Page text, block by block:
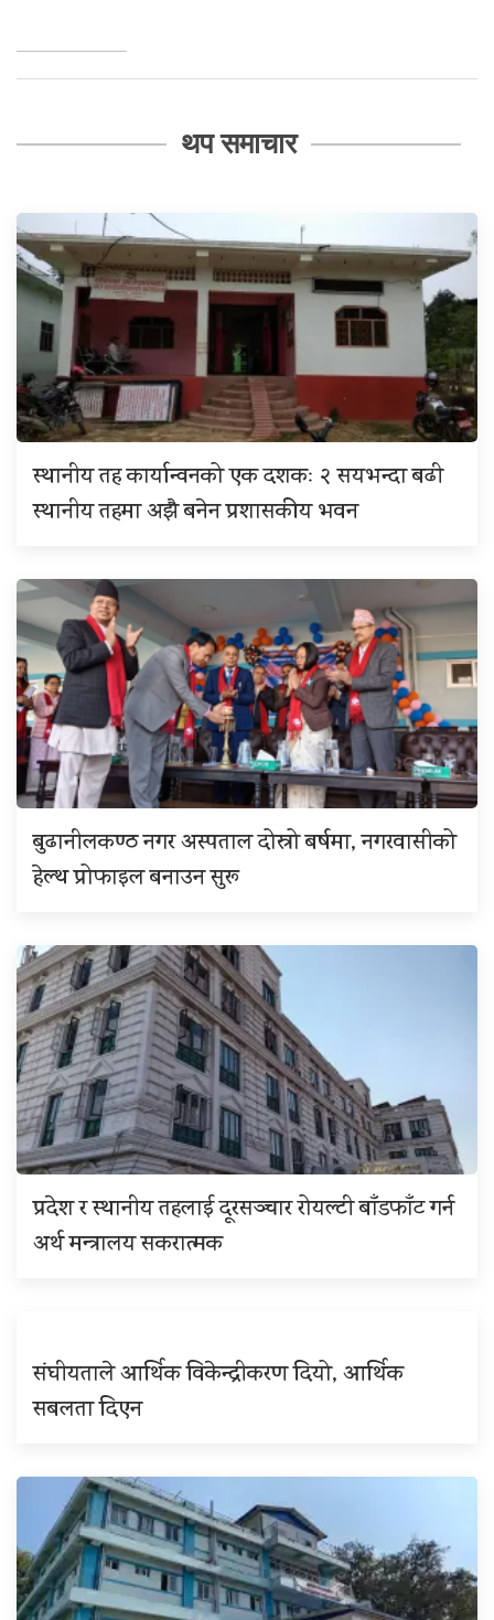
थप समाचार
स्थानीय तह कार्यान्वनको एक दशकः २ सयभन्दा बढी
स्थानीय तहमा अझै बनेन प्रशासकीय भवन
बुढानीलकण्ठ नगर अस्पताल दोस्रो बर्षमा, नगरवासीको
हेल्थ प्रोफाइल बनाउन सुरू
प्रदेश र स्थानीय तहलाई दूरसञ्चार रोयल्टी बाँडफाँट गर्न
अर्थ मन्त्रालय सकरात्मक
संघीयताले आर्थिक विकेन्द्रीकरण दियो, आर्थिक
सबलता दिएन